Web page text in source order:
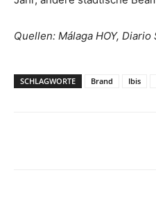
Quellen: Málaga HOY, Diario
SCHLAGWORTE Brand Ibis